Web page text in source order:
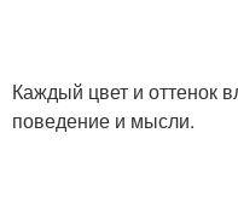
Каждый цвет и оттенок
поведение и мысли.